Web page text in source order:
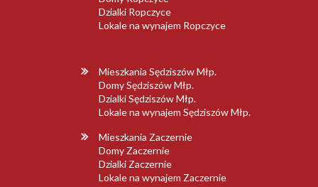
Dzialki Ropczyce
Lokale na wynajem Ropczyce
Mieszkania Sędziszów Młp.
Domy Sędziszów Młp.
Dzialki Sędziszów Młp.
Lokale na wynajem Sędziszów Młp.
Mieszkania Zaczernie
Domy Zaczernie
Dzialki Zaczernie
Lokale na wynajem Zaczernie